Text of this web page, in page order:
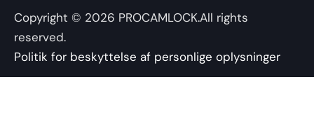
f
i
Copyright © 2026 PROCAMLOCK.All rights
reserved.
Politik for beskyttelse af personlige oplysninger